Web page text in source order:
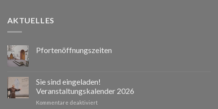
AKTUELLES
Pfortenöffnungszeiten
Sie sind eingeladen!
Veranstaltungskalender 2026
Kommentare deaktiviertfür